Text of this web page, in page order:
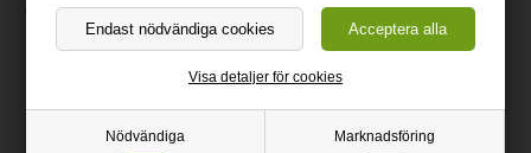
Nödvändiga Marknadsföring
Visa detaljer för cookies
Tillhörande produkter